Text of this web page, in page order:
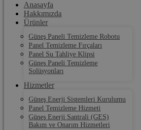
Anasayfa
Hakkımızda
Ürünler
Güneş Paneli Temizleme Robotu
Panel Temizleme Fırçaları
Panel Su Tahliye Klipsi
Güneş Paneli Temizleme
Solüsyonları
Hizmetler
Güneş Enerji Sistemleri Kurulumu
Panel Temizleme Hizmeti
Güneş Enerji Santrali (GES)
Bakım ve Onarım Hizmetleri